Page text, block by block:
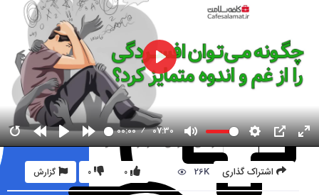
00:00 07:30
اشتراک گذاری 26K گزارش 0 0